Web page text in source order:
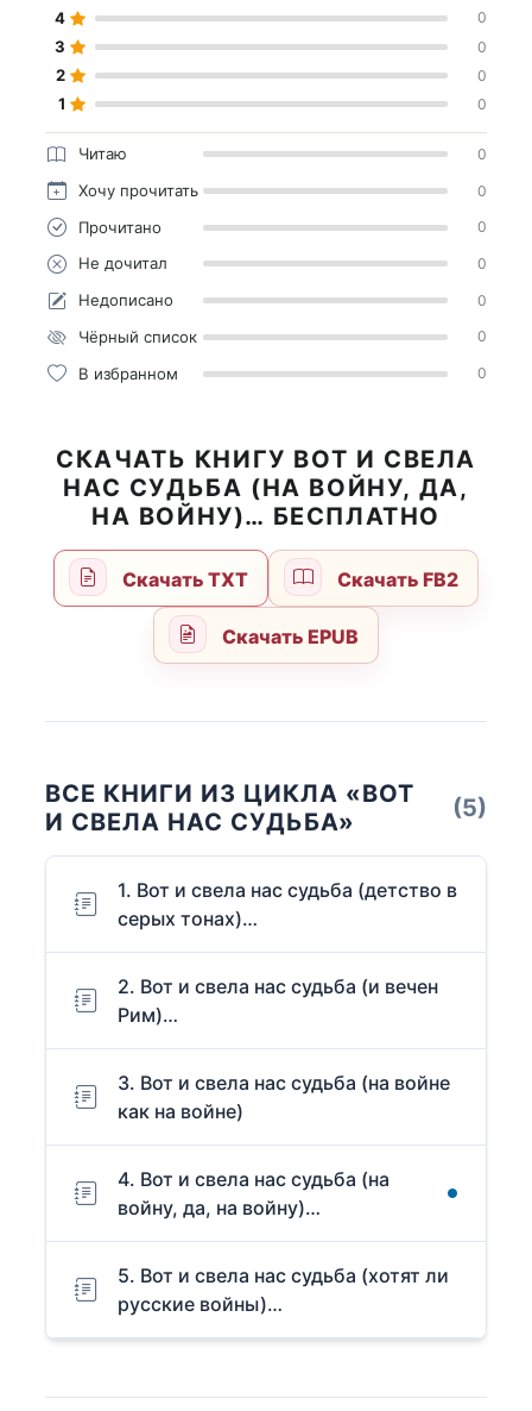
4 0
3 0
2 0
1 0
Читаю 0
Хочу прочитать 0
Прочитано 0
Не дочитал 0
Недописано 0
Чёрный список 0
В избранном 0
СКАЧАТЬ КНИГУ ВОТ И СВЕЛА
НАС СУДЬБА (НА ВОЙНУ, ДА,
НА ВОЙНУ)… БЕСПЛАТНО
Скачать TXT Скачать FB2
Скачать EPUB
ВСЕ КНИГИ ИЗ ЦИКЛА «ВОТ
И СВЕЛА НАС СУДЬБА»
(5)
1. Вот и свела нас судьба (детство в
серых тонах)…
2. Вот и свела нас судьба (и вечен
Рим)…
3. Вот и свела нас судьба (на войне
как на войне)
4. Вот и свела нас судьба (на
войну, да, на войну)…
5. Вот и свела нас судьба (хотят ли
русские войны)…